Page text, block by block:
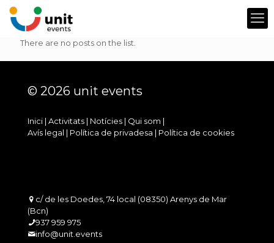
There are no posts on the list.
© 2026 unit events
Inici | Activitats | Notícies | Qui som |
Avís legal | Política de privadesa | Política de cookies
c/ de les Doedes, 74 local (08350) Arenys de Mar
(Bcn)
937 959 975
info@unit.events